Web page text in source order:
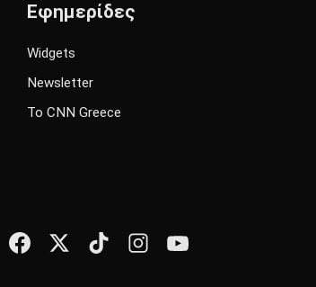
Εφημερίδες
Widgets
Newsletter
Το CNN Greece